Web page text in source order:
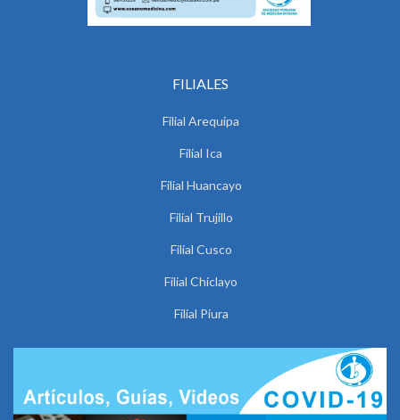
FILIALES
Filial Arequipa
Filial Ica
Filial Huancayo
Filial Trujillo
Filial Cusco
Filial Chiclayo
Filial Piura